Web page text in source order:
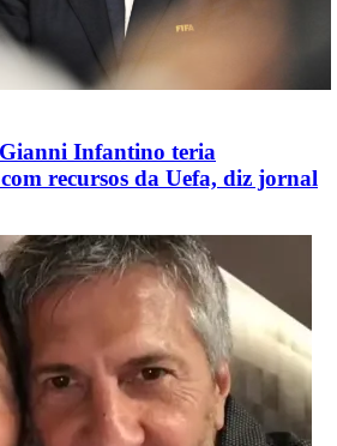
Infantino teria
recursos da Uefa, diz jornal